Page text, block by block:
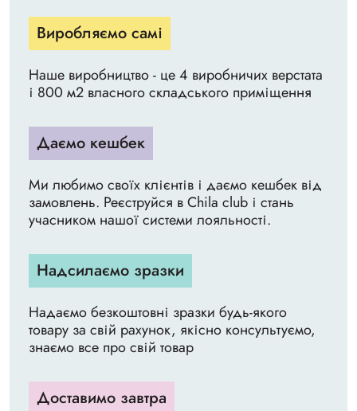
Виробляємо самі
Наше виробництво - це 4 виробничих верстата
і 800 м2 власного складського приміщення
Даємо кешбек
Ми любимо своїх клієнтів і даємо кешбек від
замовлень. Реєструйся в Chila club і стань
учасником нашої системи лояльності.
Надсилаємо зразки
Надаємо безкоштовні зразки будь-якого
товару за свій рахунок, якісно консультуємо,
знаємо все про свій товар
Доставимо завтра